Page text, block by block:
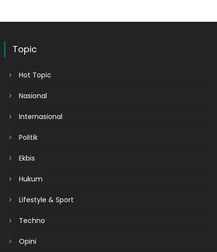
Topic
Hot Topic
Nasional
Internasional
Politik
Ekbis
Hukum
Lifestyle & Sport
Techno
Opini